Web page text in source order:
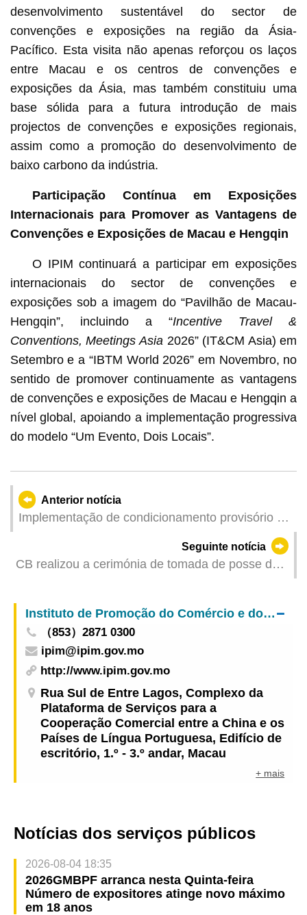
desenvolvimento sustentável do sector de
convenções e exposições na região da Ásia-
Pacífico. Esta visita não apenas reforçou os laços
entre Macau e os centros de convenções e
exposições da Ásia, mas também constituiu uma
base sólida para a futura introdução de mais
projectos de convenções e exposições regionais,
assim como a promoção do desenvolvimento de
baixo carbono da indústria.
Participação Contínua em Exposições
Internacionais para Promover as Vantagens de
Convenções e Exposições de Macau e Hengqin
O IPIM continuará a participar em exposições
internacionais do sector de convenções e
exposições sob a imagem do “Pavilhão de Macau-
Hengqin”, incluindo a “Incentive Travel &
Conventions, Meetings Asia 2026” (IT&CM Asia) em
Setembro e a “IBTM World 2026” em Novembro, no
sentido de promover continuamente as vantagens
de convenções e exposições de Macau e Hengqin a
nível global, apoiando a implementação progressiva
do modelo “Um Evento, Dois Locais”.
Anterior notícia
Implementação de condicionamento provisório de
Rotunda do Aeroporto, em articulação com a
obra do Túnel da Colina da Taipa Grande
Seguinte notícia
CB realizou a cerimónia de tomada de posse da
Instituto de Promoção do Comércio e do Investimento
（853）2871 0300
ipim@ipim.gov.mo
http://www.ipim.gov.mo
Rua Sul de Entre Lagos, Complexo da
Plataforma de Serviços para a
Cooperação Comercial entre a China e os
Países de Língua Portuguesa, Edifício de
escritório, 1.º - 3.º andar, Macau
+ mais
Notícias dos serviços públicos
2026-08-04 18:35
2026GMBPF arranca nesta Quinta-feira
Número de expositores atinge novo máximo
em 18 anos